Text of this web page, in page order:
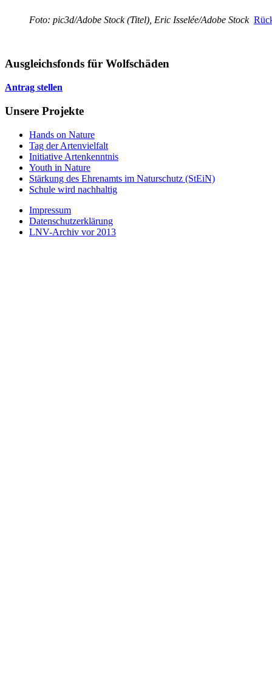
Foto: pic3d/Adobe Stock (Titel), Eric Isselée/Adobe Stock
Ausgleichsfonds für Wolfschäden
Antrag stellen
Unsere Projekte
Hands on Nature
Tag der Artenvielfalt
Initiative Artenkenntnis
Youth in Nature
Stärkung des Ehrenamts im Naturschutz (StEiN)
Schule wird nachhaltig
Impressum
Datenschutzerklärung
LNV-Archiv vor 2013